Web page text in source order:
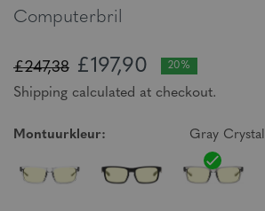
Computerbril
£247,38 £197,90 20%
Shipping calculated at checkout.
Montuurkleur: Gray Crystal